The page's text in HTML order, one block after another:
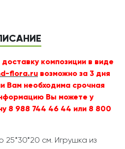
композиции в виде
flora.ru возможно за 3 дня
Вам необходима срочная
Вы можете у
8 988 744 46 44 или 8 800
25*30*20 см. Игрушка из